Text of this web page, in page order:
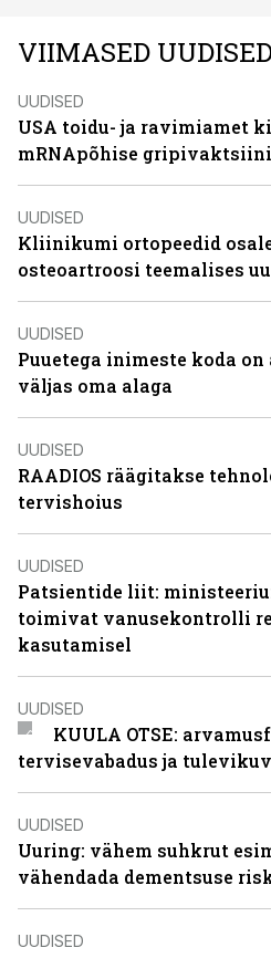
VIIMASED
UUDISED
USA toidu- ja ravimiamet
mRNApõhise gripivaktsiini
UUDISED
Kliinikumi ortopeedid
osteoartroosi teemalises
UUDISED
Puuetega inimeste koda
väljas oma alaga
UUDISED
RAADIOS räägitakse
tervishoius
UUDISED
Patsientide liit:
toimivat vanusekontrolli
kasutamisel
UUDISED
KUULA OTSE:
tervisevabadus ja
UUDISED
Uuring: vähem suhkrut
vähendada dementsuse
UUDISED